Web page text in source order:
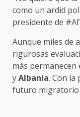
como un ardid
presidente de
Aunque miles de
rigurosas
más
yAlbania. Con la
futuro migratorio